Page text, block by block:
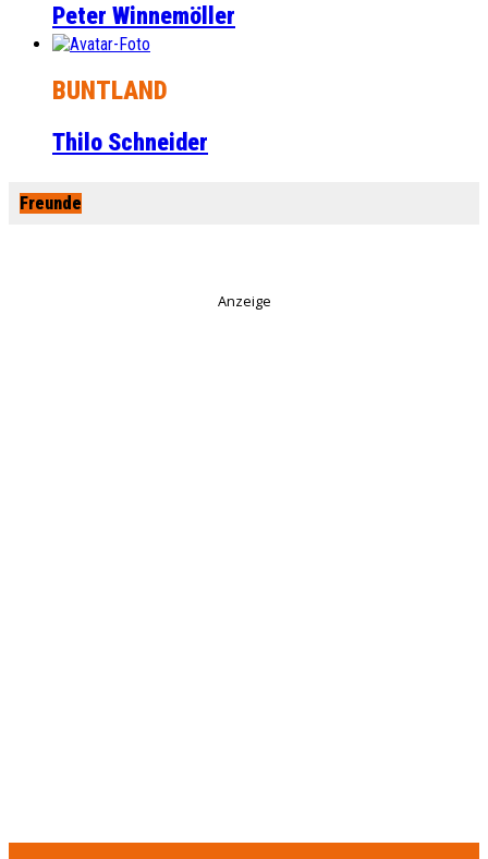
Peter Winnemöller
BUNTLAND
Thilo Schneider
Freunde
Anzeige